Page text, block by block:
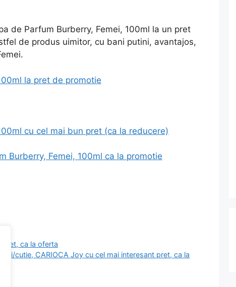
de Parfum Burberry, Femei, 100ml la un pret
de produs uimitor, cu bani putini, avantajos,
la pret de promotie
cu cel mai bun pret (ca la reducere)
Burberry, Femei, 100ml ca la promotie
pret, ca la oferta
cutie, CARIOCA Joy cu cel mai interesant pret, ca la